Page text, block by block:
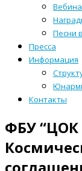
Песни
Пресса
Информация
Контакты
ФБУ “ЦОК